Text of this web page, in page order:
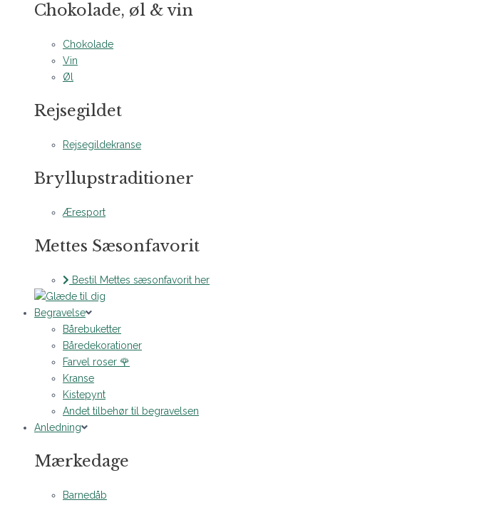
Chokolade, øl & vin
Chokolade
Vin
Øl
Rejsegildet
Rejsegildekranse
Bryllupstraditioner
Æresport
Mettes Sæsonfavorit
Bestil Mettes sæsonfavorit her
Begravelse
Bårebuketter
Båredekorationer
Farvel roser 🌹
Kranse
Kistepynt
Andet tilbehør til begravelsen
Anledning
Mærkedage
Barnedåb